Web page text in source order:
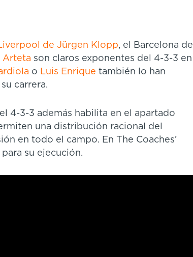
de Jürgen Klopp, el Barcelona de
Arteta son claros exponentes del 4-3-3 en
o Luis Enrique también lo han
carrera.
4-3-3 además habilita en el apartado
una distribución racional del
en todo el campo. En The Coaches’
su ejecución.